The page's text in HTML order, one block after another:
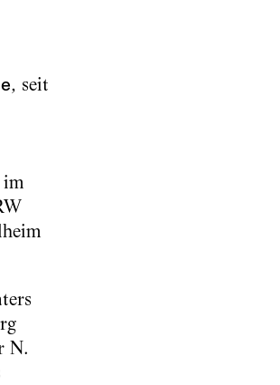
, seit
im
N.